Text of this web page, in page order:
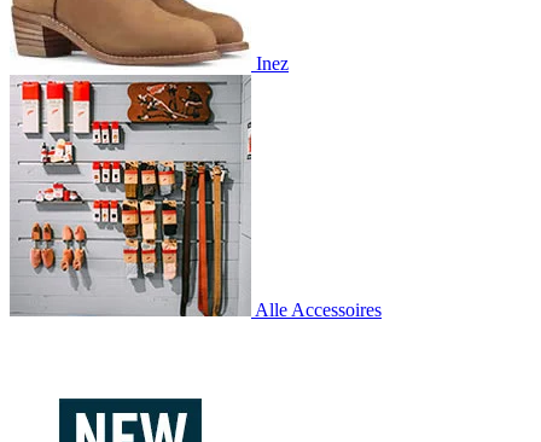
Inez
Alle Accessoires